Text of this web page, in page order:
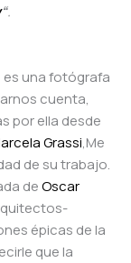
“.
es una fotógrafa
cuenta,
por ella desde
Grassi,Me
de su trabajo.
deOscar
épicas de la
que la